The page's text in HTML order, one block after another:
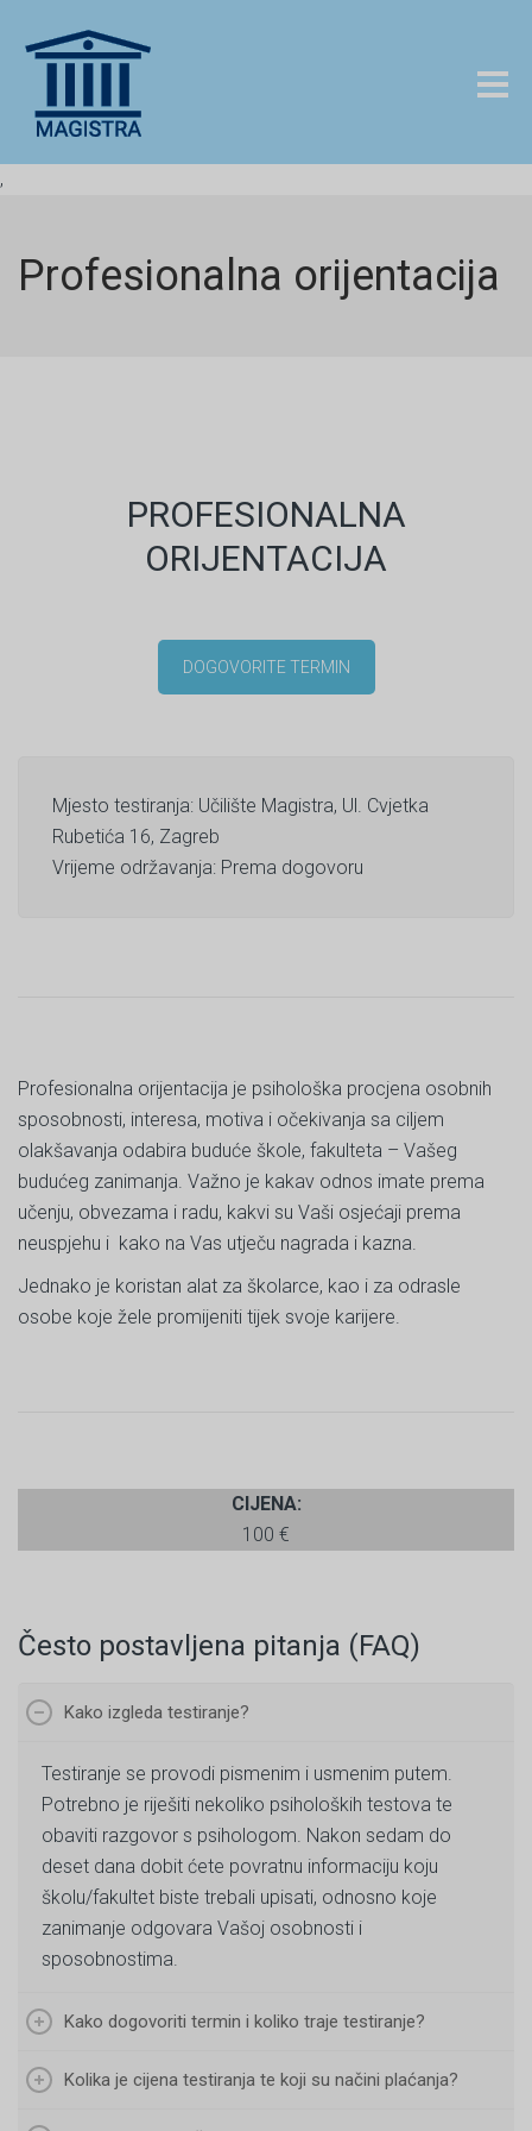
,
Profesionalna orijentacija
PROFESIONALNA
ORIJENTACIJA
DOGOVORITE TERMIN
Mjesto testiranja: Učilište Magistra, Ul. Cvjetka
Rubetića 16, Zagreb
Vrijeme održavanja: Prema dogovoru
Profesionalna orijentacija je psihološka procjena osobnih
sposobnosti, interesa, motiva i očekivanja sa ciljem
olakšavanja odabira buduće škole, fakulteta – Vašeg
budućeg zanimanja. Važno je kakav odnos imate prema
učenju, obvezama i radu, kakvi su Vaši osjećaji prema
neuspjehu i kako na Vas utječu nagrada i kazna.
Jednako je koristan alat za školarce, kao i za odrasle
osobe koje žele promijeniti tijek svoje karijere.
CIJENA:
100 €
Često postavljena pitanja (FAQ)
Kako izgleda testiranje?
Testiranje se provodi pismenim i usmenim putem.
Potrebno je riješiti nekoliko psiholoških testova te
obaviti razgovor s psihologom. Nakon sedam do
deset dana dobit ćete povratnu informaciju koju
školu/fakultet biste trebali upisati, odnosno koje
zanimanje odgovara Vašoj osobnosti i
sposobnostima.
Kako dogovoriti termin i koliko traje testiranje?
Kolika je cijena testiranja te koji su načini plaćanja?